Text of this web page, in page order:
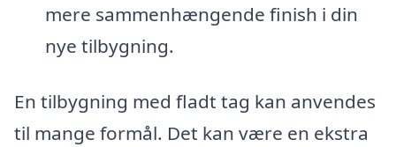
mere sammenhængende finish i din
nye tilbygning.
En tilbygning med fladt tag kan anvendes
til mange formål. Det kan være en ekstra